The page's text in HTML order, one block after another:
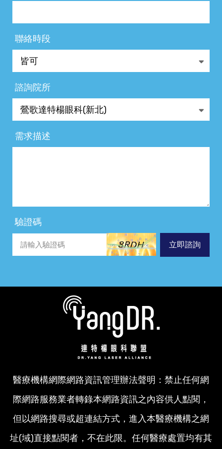
聯絡時段
諮詢院所
需求描述
驗證碼
立即諮詢
醫療機構網際網路資訊管理辦法聲明：禁止任何網
際網路服務業者轉錄本網路資訊之內容供人點閱，
但以網路搜尋或超連結方式，進入本醫療機構之網
址(域)直接點閱者，不在此限。任何醫療處置均有其